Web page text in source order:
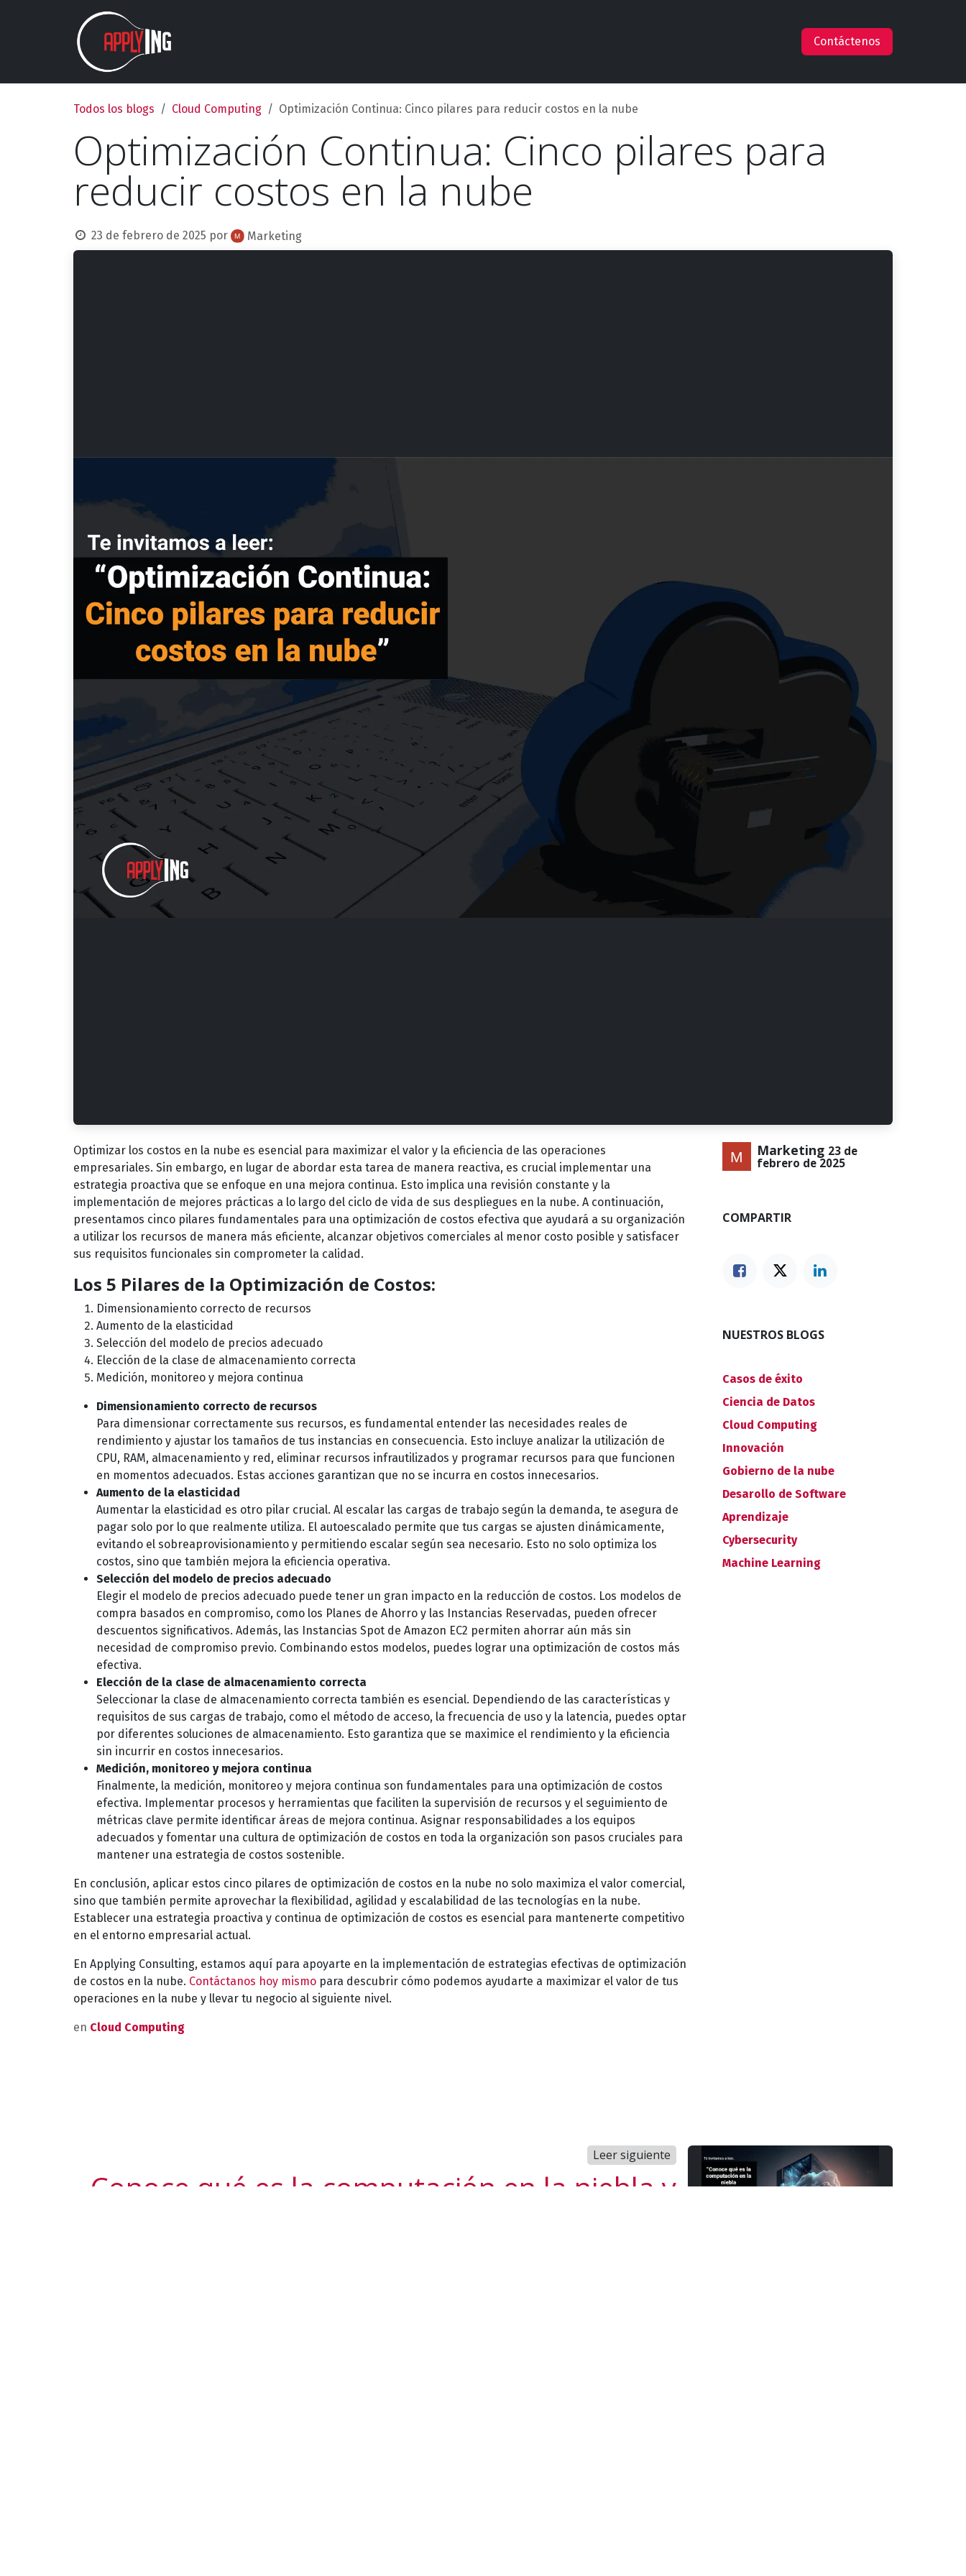
Claude en AWSContáctenos
Todos los blogs Cloud Computing Optimización Continua: Cinco pilares para reducir costos en la nube
Optimización Continua: Cinco pilares para
reducir costos en la nube
23 de febrero de 2025 por Marketing
Optimizar los costos en la nube es esencial para maximizar el valor y la eficiencia de las operaciones
empresariales. Sin embargo, en lugar de abordar esta tarea de manera reactiva, es crucial implementar una
estrategia proactiva que se enfoque en una mejora continua. Esto implica una revisión constante y la
implementación de mejores prácticas a lo largo del ciclo de vida de sus despliegues en la nube. A continuación,
presentamos cinco pilares fundamentales para una optimización de costos efectiva que ayudará a su organización
a utilizar los recursos de manera más eficiente, alcanzar objetivos comerciales al menor costo posible y satisfacer
sus requisitos funcionales sin comprometer la calidad.
Los 5 Pilares de la Optimización de Costos:
Dimensionamiento correcto de recursos
Aumento de la elasticidad
Selección del modelo de precios adecuado
Elección de la clase de almacenamiento correcta
Medición, monitoreo y mejora continua
Dimensionamiento correcto de recursos
Para dimensionar correctamente sus recursos, es fundamental entender las necesidades reales de
rendimiento y ajustar los tamaños de tus instancias en consecuencia. Esto incluye analizar la utilización de
CPU, RAM, almacenamiento y red, eliminar recursos infrautilizados y programar recursos para que funcionen
en momentos adecuados. Estas acciones garantizan que no se incurra en costos innecesarios.
Aumento de la elasticidad
Aumentar la elasticidad es otro pilar crucial. Al escalar las cargas de trabajo según la demanda, te asegura de
pagar solo por lo que realmente utiliza. El autoescalado permite que tus cargas se ajusten dinámicamente,
evitando el sobreaprovisionamiento y permitiendo escalar según sea necesario. Esto no solo optimiza los
costos, sino que también mejora la eficiencia operativa.
Selección del modelo de precios adecuado
Elegir el modelo de precios adecuado puede tener un gran impacto en la reducción de costos. Los modelos de
compra basados en compromiso, como los Planes de Ahorro y las Instancias Reservadas, pueden ofrecer
descuentos significativos. Además, las Instancias Spot de Amazon EC2 permiten ahorrar aún más sin
necesidad de compromiso previo. Combinando estos modelos, puedes lograr una optimización de costos más
efectiva.
Elección de la clase de almacenamiento correcta
Seleccionar la clase de almacenamiento correcta también es esencial. Dependiendo de las características y
requisitos de sus cargas de trabajo, como el método de acceso, la frecuencia de uso y la latencia, puedes optar
por diferentes soluciones de almacenamiento. Esto garantiza que se maximice el rendimiento y la eficiencia
sin incurrir en costos innecesarios.
Medición, monitoreo y mejora continua
Finalmente, la medición, monitoreo y mejora continua son fundamentales para una optimización de costos
efectiva. Implementar procesos y herramientas que faciliten la supervisión de recursos y el seguimiento de
métricas clave permite identificar áreas de mejora continua. Asignar responsabilidades a los equipos
adecuados y fomentar una cultura de optimización de costos en toda la organización son pasos cruciales para
mantener una estrategia de costos sostenible.
En conclusión, aplicar estos cinco pilares de optimización de costos en la nube no solo maximiza el valor comercial,
sino que también permite aprovechar la flexibilidad, agilidad y escalabilidad de las tecnologías en la nube.
Establecer una estrategia proactiva y continua de optimización de costos es esencial para mantenerte competitivo
en el entorno empresarial actual.
En Applying Consulting, estamos aquí para apoyarte en la implementación de estrategias efectivas de optimización
de costos en la nube. Contáctanos hoy mismo para descubrir cómo podemos ayudarte a maximizar el valor de tus
operaciones en la nube y llevar tu negocio al siguiente nivel.
en Cloud Computing
Marketing 23 de
febrero de 2025
COMPARTIR
NUESTROS BLOGS
Casos de éxito
Ciencia de Datos
Cloud Computing
Innovación
Gobierno de la nube
Desarollo de Software
Aprendizaje
Cybersecurity
Machine Learning
Leer siguiente
Conoce qué es la computación en la niebla y